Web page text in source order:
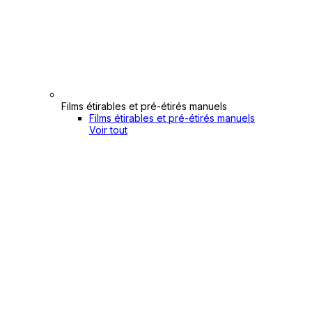
Films étirables et pré-étirés manuels
Films étirables et pré-étirés manuels
Voir tout